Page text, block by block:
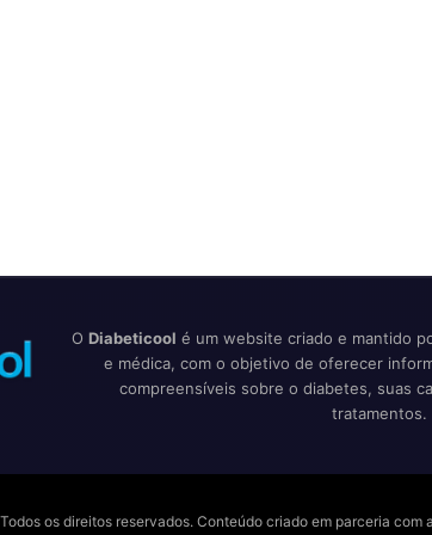
O Diabeticool é um website criado e mantido
e médica, com o objetivo de oferecer
compreensíveis sobre o diabetes, suas
tratamentos.
os direitos reservados. Conteúdo criado em parceria com a